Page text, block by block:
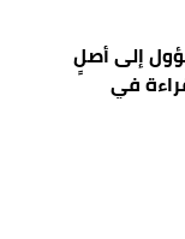
إلى أصلٍ
في